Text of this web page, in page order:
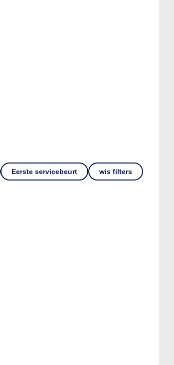
Eerste servicebeurt wis filters